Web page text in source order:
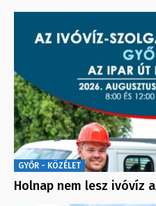
GYŐR - KÖZÉLET
Holnap nem lesz ivóvíz